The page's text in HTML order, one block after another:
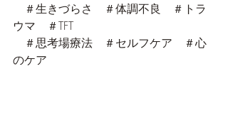
＃生きづらさ　＃体調不良　＃トラ
ウマ　＃TFT
＃思考場療法　＃セルフケア　＃心
のケア